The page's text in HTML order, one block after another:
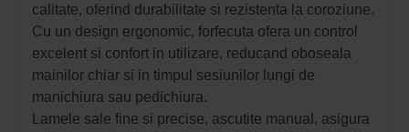
calitate, oferind durabilitate si rezistenta la coroziune.
Cu un design ergonomic, forfecuta ofera un control
excelent si confort in utilizare, reducand oboseala
mainilor chiar si in timpul sesiunilor lungi de
manichiura sau pedichiura.
Lamele sale fine si precise, ascutite manual, asigura